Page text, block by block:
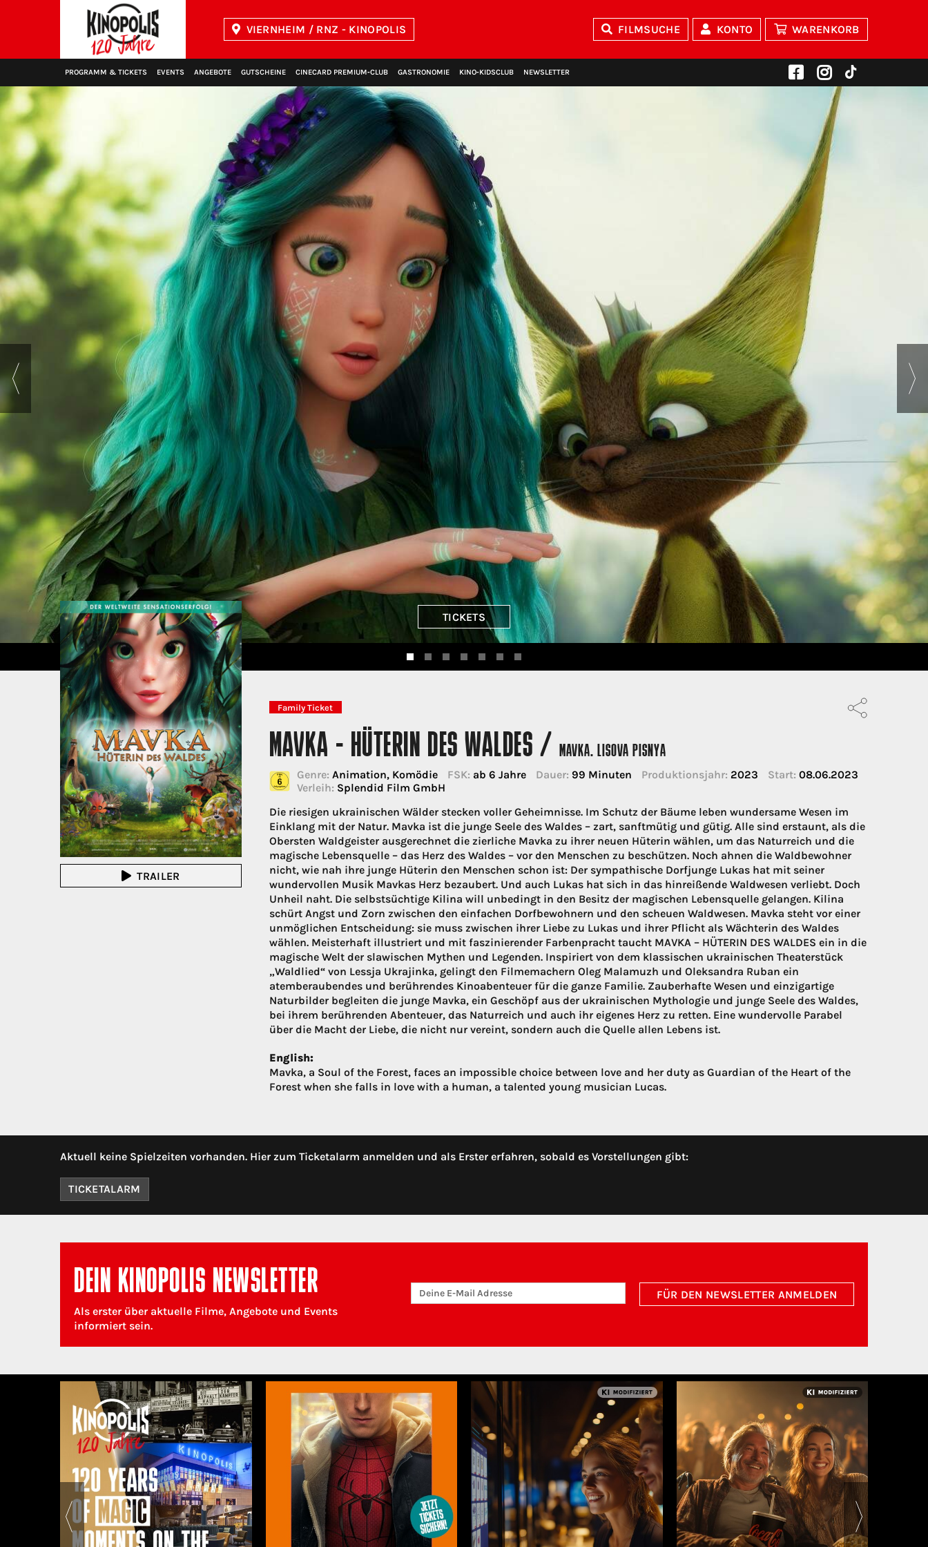
VIERNHEIM / RNZ - KINOPOLIS FILMSUCHE KONTO WARENKORB
PROGRAMM & TICKETS EVENTS ANGEBOTE GUTSCHEINE CINECARD PREMIUM‑CLUB GASTRONOMIE KINO‑KIDSCLUB NEWSLETTER
TICKETS
TRAILER
Family Ticket
MAVKA - HÜTERIN DES WALDES /MAVKA. LISOVA PISNYA
Genre: Animation, Komödie FSK: ab 6 Jahre Dauer: 99 Minuten Produktionsjahr: 2023 Start: 08.06.2023
Verleih: Splendid Film GmbH
Die riesigen ukrainischen Wälder stecken voller Geheimnisse. Im Schutz der Bäume leben wundersame Wesen im
Einklang mit der Natur. Mavka ist die junge Seele des Waldes – zart, sanftmütig und gütig. Alle sind erstaunt, als die
Obersten Waldgeister ausgerechnet die zierliche Mavka zu ihrer neuen Hüterin wählen, um das Naturreich und die
magische Lebensquelle – das Herz des Waldes – vor den Menschen zu beschützen. Noch ahnen die Waldbewohner
nicht, wie nah ihre junge Hüterin den Menschen schon ist: Der sympathische Dorfjunge Lukas hat mit seiner
wundervollen Musik Mavkas Herz bezaubert. Und auch Lukas hat sich in das hinreißende Waldwesen verliebt. Doch
Unheil naht. Die selbstsüchtige Kilina will unbedingt in den Besitz der magischen Lebensquelle gelangen. Kilina
schürt Angst und Zorn zwischen den einfachen Dorfbewohnern und den scheuen Waldwesen. Mavka steht vor einer
unmöglichen Entscheidung: sie muss zwischen ihrer Liebe zu Lukas und ihrer Pflicht als Wächterin des Waldes
wählen. Meisterhaft illustriert und mit faszinierender Farbenpracht taucht MAVKA – HÜTERIN DES WALDES ein in die
magische Welt der slawischen Mythen und Legenden. Inspiriert von dem klassischen ukrainischen Theaterstück
„Waldlied“ von Lessja Ukrajinka, gelingt den Filmemachern Oleg Malamuzh und Oleksandra Ruban ein
atemberaubendes und berührendes Kinoabenteuer für die ganze Familie. Zauberhafte Wesen und einzigartige
Naturbilder begleiten die junge Mavka, ein Geschöpf aus der ukrainischen Mythologie und junge Seele des Waldes,
bei ihrem berührenden Abenteuer, das Naturreich und auch ihr eigenes Herz zu retten. Eine wundervolle Parabel
über die Macht der Liebe, die nicht nur vereint, sondern auch die Quelle allen Lebens ist.
English:
Mavka, a Soul of the Forest, faces an impossible choice between love and her duty as Guardian of the Heart of the
Forest when she falls in love with a human, a talented young musician Lucas.
Aktuell keine Spielzeiten vorhanden. Hier zum Ticketalarm anmelden und als Erster erfahren, sobald es Vorstellungen gibt:
TICKETALARM
DEIN KINOPOLIS NEWSLETTER
Als erster über aktuelle Filme, Angebote und Events
informiert sein.
FÜR DEN NEWSLETTER ANMELDEN